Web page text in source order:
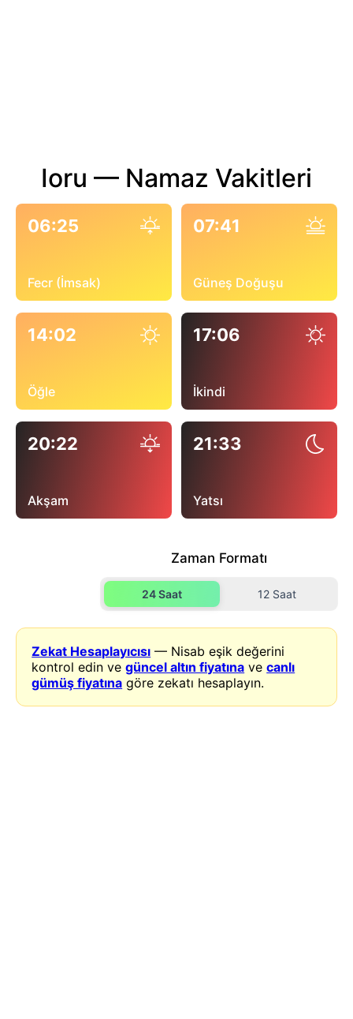
Ioru — Namaz Vakitleri
06:25
Fecr (İmsak)
07:41
Güneş Doğuşu
14:02
Öğle
17:06
İkindi
20:22
Akşam
21:33
Yatsı
Zaman Formatı
24 Saat 12 Saat
Zekat Hesaplayıcısı — Nisab eşik değerini
kontrol edin vegüncel altın fiyatına vecanlı
gümüş fiyatına göre zekatı hesaplayın.